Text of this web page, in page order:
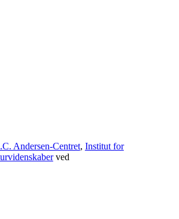
Andersen-Centret, Institut for
ved